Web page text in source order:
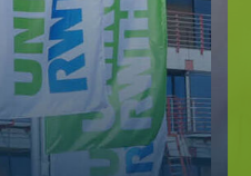
Das Leben ist
erhalten,